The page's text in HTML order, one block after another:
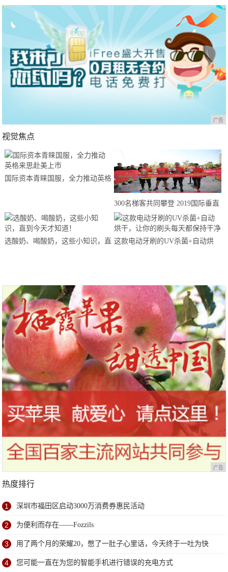
广告
视觉焦点
国际资本青睐国服，全力推动英格
300名梯客共同攀登 2019国际垂直
马拉松超级精英赛顺德海骏达中心
站欢乐开跑
选酸奶、喝酸奶，这些小知识，直 这款电动牙刷的UV杀菌+自动烘
广告
热度排行
1 深圳市福田区启动3000万消费券惠民活动
2 为便利而存在——Fozzils
3 用了两个月的荣耀20，憋了一肚子心里话，今天终于一吐为快
4 您可能一直在为您的智能手机进行错误的充电方式